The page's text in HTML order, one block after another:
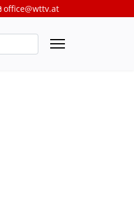
office@wttv.at